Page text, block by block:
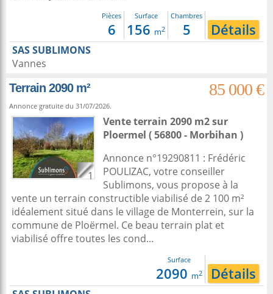
Pièces
6
Surface
156 m2
Chambres
5 Détails
SAS SUBLIMONS
Vannes
Terrain 2090 m²
85 000 €
Annonce gratuite du 31/07/2026.
1
Vente terrain 2090 m2sur
Ploermel ( 56800 - Morbihan )
Annonce n°19290811 : Frédéric
POULIZAC, votre conseiller
Sublimons, vous propose à la
vente un terrain constructible viabilisé de 2 100 m²
idéalement situé dans le village de Monterrein, sur la
commune de Ploërmel. Ce beau terrain plat et
viabilisé offre toutes les cond...
Surface
2090 m2 Détails